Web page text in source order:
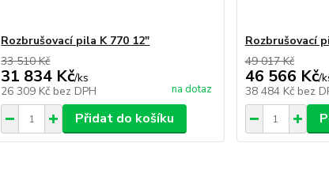
Rozbrušovací pila K 770 12"
33 510 Kč
31 834 Kč/ks
26 309 Kč bez DPH na dotaz
Přidat do košíku
Rozbrušovací
49 017 Kč
46 566 Kč/
38 484 Kč bez